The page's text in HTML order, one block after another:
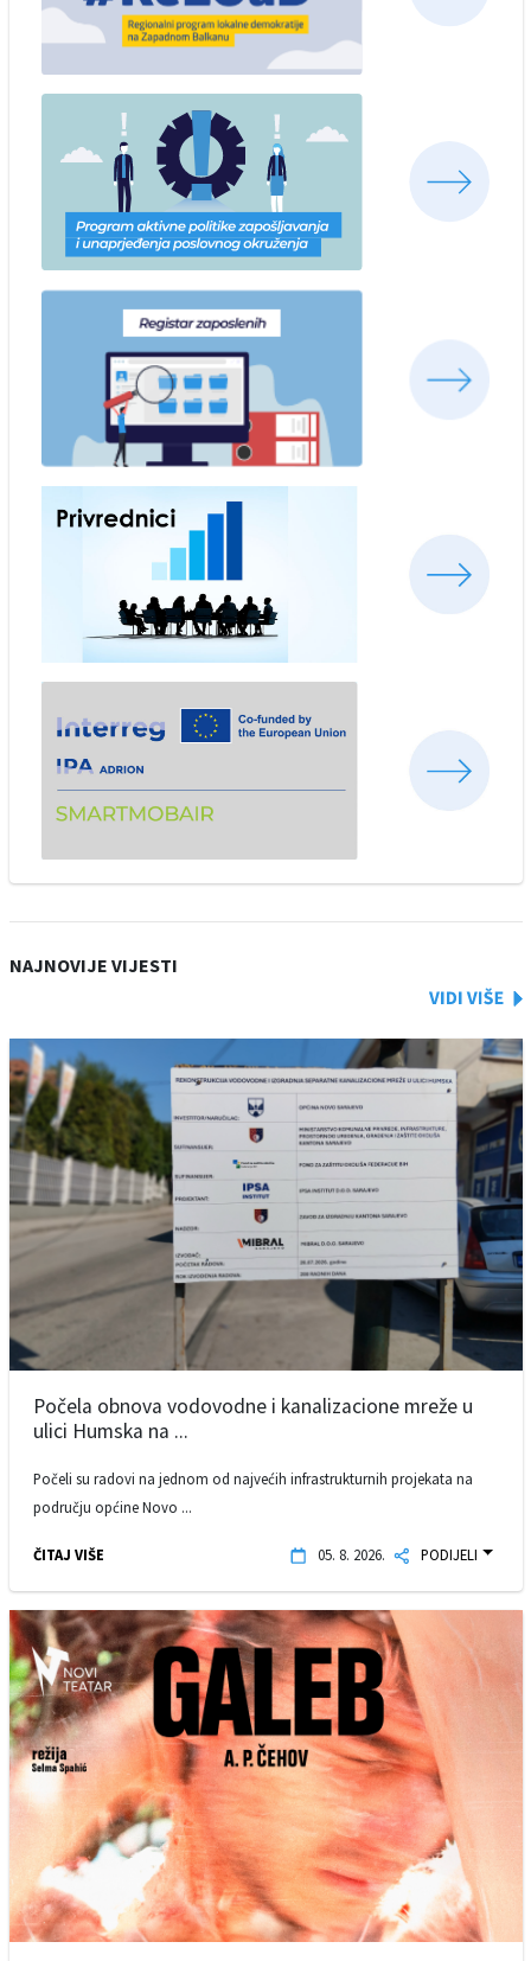
NAJNOVIJE VIJESTI
Počela obnova vodovodne i kanalizacione mreže u
ulici Humska na ...
Počeli su radovi na jednom od najvećih infrastrukturnih projekata na
području općine Novo ...
ČITAJ VIŠE 05. 8. 2026. PODIJELI